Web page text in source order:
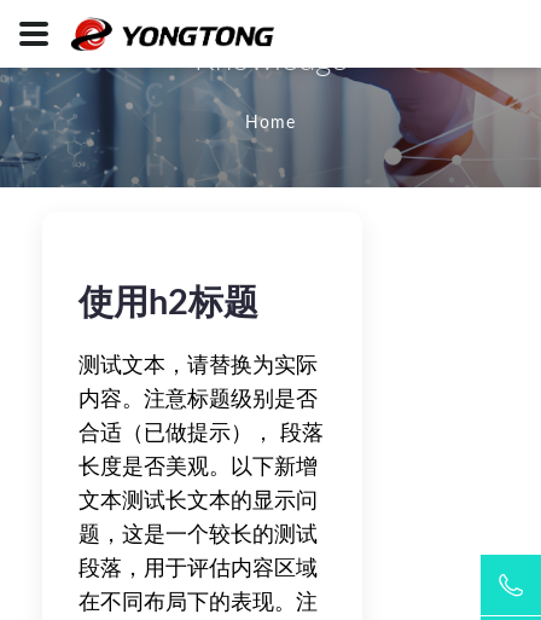
Knowledge
Home
使用h2标题
测试文本，请替换为实际
内容。注意标题级别是否
合适（已做提示）， 段落
长度是否美观。以下新增
文本测试长文本的显示问
题，这是一个较长的测试
段落，用于评估内容区域
在不同布局下的表现。注